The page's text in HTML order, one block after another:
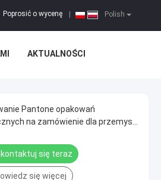
Polish
Poprosić o wycenę
AKTUALNOŚCI
Pantone opakowań
na zamówienie dla przemysłu
się teraz
się więcej